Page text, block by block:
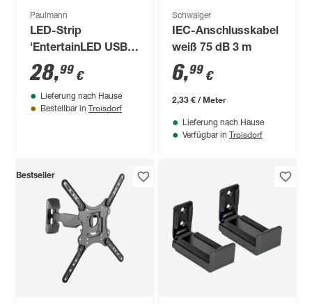
Paulmann
LED-Strip
'EntertainLED USB
TV RGB+' 55 Zoll 3,5
W schwarz
28,99 €
Lieferung nach Hause
Bestellbar in Troisdorf
Schwaiger
IEC-Anschlusskabel
weiß 75 dB 3 m
6,99 €
2,33 € / Meter
Lieferung nach Hause
Verfügbar in Troisdorf
Bestseller